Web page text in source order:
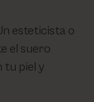
esteticista o
el suero
tu piel y